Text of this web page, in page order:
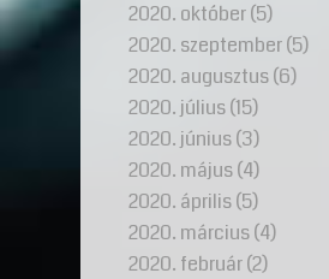
2020. október(5)
2020. szeptember(5)
2020. augusztus(6)
2020. július(15)
2020. június(3)
2020. május(4)
2020. április(5)
2020. március(4)
2020. február(2)